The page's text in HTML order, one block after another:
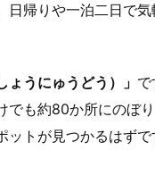
帰りや一泊二日で
ょうにゅうどう）」
も約80か所にのぼ
トが見つかるはずで